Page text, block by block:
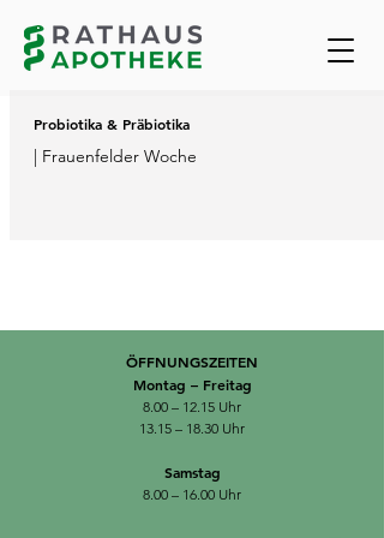
Probiotika & Präbiotika
| Frauenfelder Woche
ÖFFNUNGSZEITEN
Montag – Freitag
8.00 – 12.15 Uhr
13.15 – 18.30 Uhr
Samstag
8.00 – 16.00 Uhr